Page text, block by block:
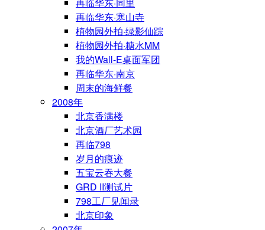
再临华东·同里
再临华东·寒山寺
植物园外拍·绿影仙踪
植物园外拍·糖水MM
我的Wall-E桌面军团
再临华东·南京
周末的海鲜餐
2008年
北京香满楼
北京酒厂艺术园
再临798
岁月的痕迹
五宝云吞大餐
GRD II测试片
798工厂见闻录
北京印象